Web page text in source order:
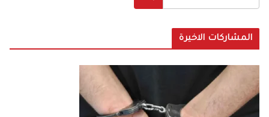
المشاركات الاخيرة